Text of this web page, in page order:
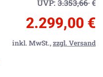
UVP: 3.353,66€
2.299,00 €
inkl. MwSt.,zzgl. Versand